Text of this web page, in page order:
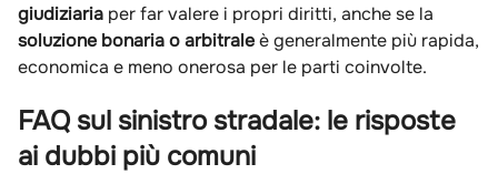
giudiziaria per far valere i propri diritti, anche se la
soluzione bonaria o arbitraleè generalmente più rapida,
economica e meno onerosa per le parti coinvolte.
FAQ sul sinistro stradale: le risposte
ai dubbi più comuni